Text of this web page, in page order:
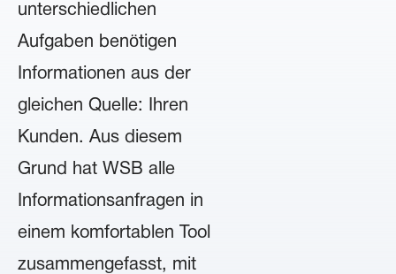
unterschiedlichen
Aufgaben benötigen
Informationen aus der
gleichen Quelle: Ihren
Kunden. Aus diesem
Grund hat WSB alle
Informationsanfragen in
einem komfortablen Tool
zusammengefasst, mit